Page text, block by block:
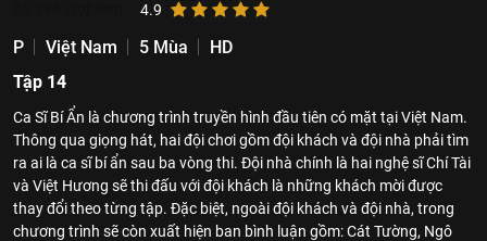
4.9
P Việt Nam 5 Mùa
HD
Tập 14
Ca Sĩ Bí Ẩn là chương trình truyền hình đầu tiên có mặt tại Việt Nam.
Thông qua giọng hát, hai đội chơi gồm đội khách và đội nhà phải tìm
ra ai là ca sĩ bí ẩn sau ba vòng thi. Đội nhà chính là hai nghệ sĩ Chí Tài
và Việt Hương sẽ thi đấu với đội khách là những khách mời được
thay đổi theo từng tập. Đặc biệt, ngoài đội khách và đội nhà, trong
chương trình sẽ còn xuất hiện ban bình luận gồm: Cát Tường, Ngô